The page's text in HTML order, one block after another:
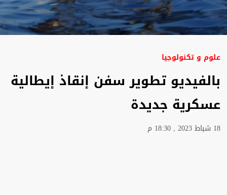
علوم و تكنولوجيا
بالفيديو تطوير سفن إنقاذ إيطالية
عسكرية جديدة
18 شباط 2023 , 18:30 م